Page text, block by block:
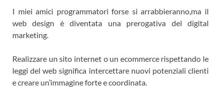
I miei amici programmatori forse si arrabbieranno,ma il
web design è diventata una prerogativa del digital
marketing.
Realizzare un sito internet o un ecommerce rispettando le
leggi del web significa intercettare nuovi potenziali clienti
e creare un’immagine forte e coordinata.